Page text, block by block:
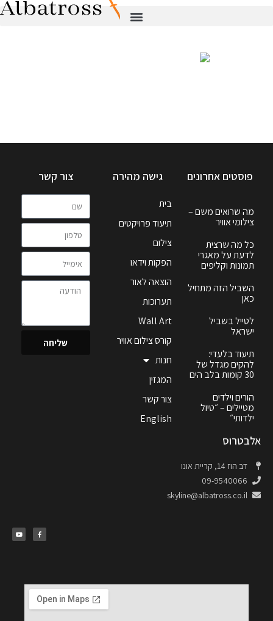
פוסטים אחרונים
מה שרואים משם –
צילומי אוויר
כל מה שרצית
לדעת על מאגרי
תמונות וקליפים
השביל הזה מתחיל
כאן
לטייל בשביל
ישראל
תיעוד בלעדי:
להקים מגדל של
30 קומות בלב הים
הורים וילדים
מטיילים – ״טיול
ילדותי״
גישה מהירה
בית
תיעוד פרויקטים
צילום
הפקות וידאו
הוצאה לאור
תערוכות
Wall Art
קורס צילום אוויר
חנות
המגזין
צור קשר
English
צור קשר
שליחה
אלבטרוס
דב הוז 14, קריית אונו
09-9540066
skyline@albatross.co.il